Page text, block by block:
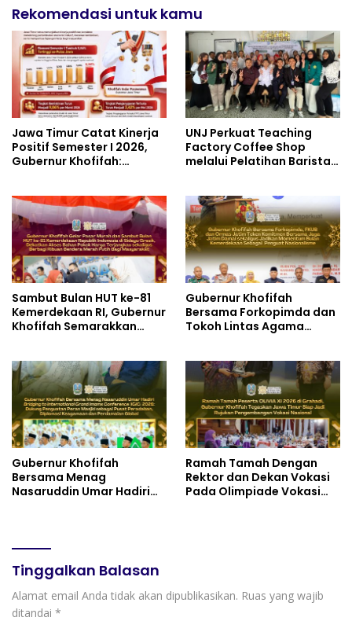
Peran Masjid sebagai
Diplomasi Keagamaan
dan Perdamaian Global
Pengembangan Vokasi
Rekomendasi untuk kamu
Jawa Timur Catat Kinerja
Positif Semester I 2026,
Gubernur Khofifah:
UNJ Perkuat Teaching
Factory Coffee Shop
melalui Pelatihan Barista
Cimahi
Sambut Bulan HUT ke-81
Kemerdekaan RI, Gubernur
Khofifah Semarakkan
Bendera Merah Putih Bagi
Masyarakat
Gubernur Khofifah
Bersama Forkopimda dan
Tokoh Lintas Agama
serta Semangat
Kebangsaan
Gubernur Khofifah
Bersama Menag
Nasaruddin Umar Hadiri
2026: Dukung Penguatan
Peran Masjid sebagai
Pusat Peradaban,
Diplomasi Keagamaan
dan Perdamaian Global
Ramah Tamah Dengan
Rektor dan Dekan Vokasi
Pada Olimpiade Vokasi
Tinggalkan Balasan
Alamat email Anda tidak akan dipublikasikan. Ruas yang wajib
ditandai *